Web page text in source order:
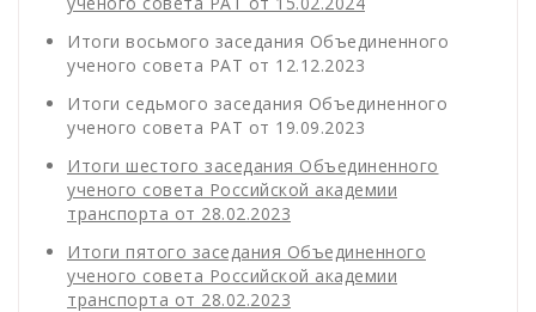
Итоги восьмого заседания Объединенного
ученого совета РАТ от 12.12.2023
Итоги седьмого заседания Объединенного
ученого совета РАТ от 19.09.2023
Итоги шестого заседания Объединенного
ученого совета Российской академии
транспорта от 28.02.2023
Итоги пятого заседания Объединенного
ученого совета Российской академии
транспорта от 28.02.2023